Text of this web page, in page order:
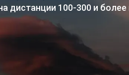
дистанции 100-300 и